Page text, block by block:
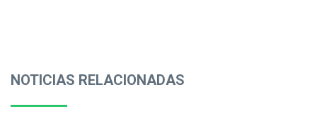
NOTICIAS RELACIONADAS